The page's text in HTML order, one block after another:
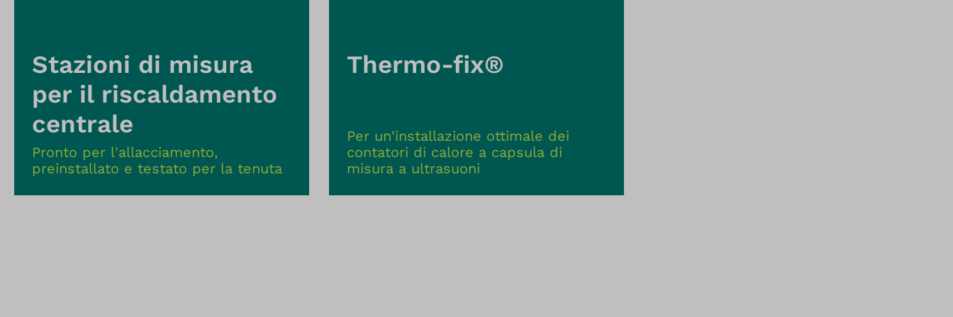
Stazioni di misura
per il riscaldamento
centrale
Pronto per l'allacciamento,
preinstallato e testato per la tenuta
Thermo-fix®
Per un'installazione ottimale dei
contatori di calore a capsula di
misura a ultrasuoni